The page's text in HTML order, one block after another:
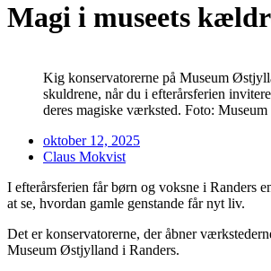
Magi i museets
Kig konservatorerne på Museum
skuldrene, når du i efterårsferien
deres magiske værksted. Foto:
oktober 12, 2025
Claus Mokvist
I efterårsferien får børn og voksne i Randers
at se, hvordan gamle genstande får nyt liv.
Det er konservatorerne, der åbner
Museum Østjylland i Randers.